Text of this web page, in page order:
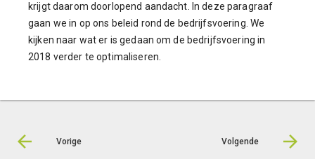
krijgt daarom doorlopend aandacht. In deze paragraaf
gaan we in op ons beleid rond de bedrijfsvoering. We
kijken naar wat er is gedaan om de bedrijfsvoering in
2018 verder te optimaliseren.
Vorige Volgende